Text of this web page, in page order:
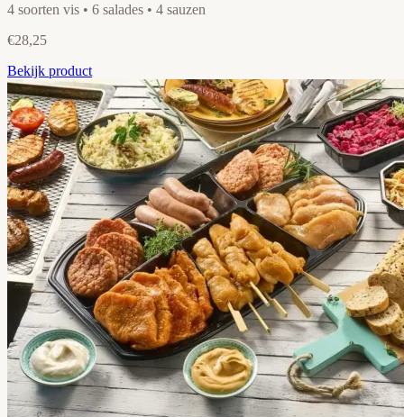
4 soorten vis • 6 salades • 4 sauzen
€28,25
Bekijk product